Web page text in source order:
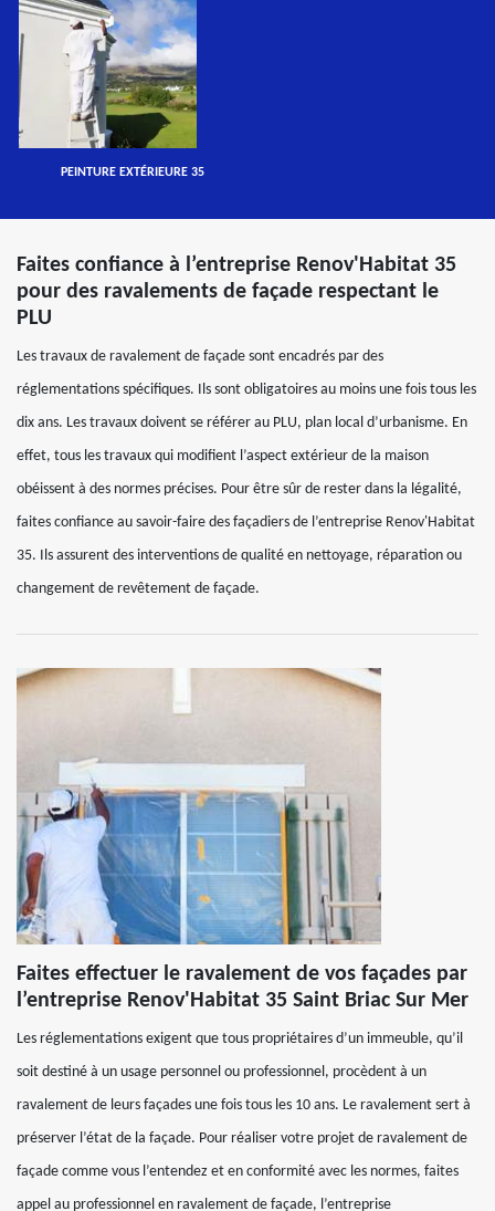
PEINTURE EXTÉRIEURE 35
Faites confiance à l’entreprise Renov'Habitat 35
pour des ravalements de façade respectant le
PLU
Les travaux de ravalement de façade sont encadrés par des
réglementations spécifiques. Ils sont obligatoires au moins une fois tous les
dix ans. Les travaux doivent se référer au PLU, plan local d’urbanisme. En
effet, tous les travaux qui modifient l’aspect extérieur de la maison
obéissent à des normes précises. Pour être sûr de rester dans la légalité,
faites confiance au savoir-faire des façadiers de l’entreprise Renov'Habitat
35. Ils assurent des interventions de qualité en nettoyage, réparation ou
changement de revêtement de façade.
Faites effectuer le ravalement de vos façades par
l’entreprise Renov'Habitat 35 Saint Briac Sur Mer
Les réglementations exigent que tous propriétaires d’un immeuble, qu’il
soit destiné à un usage personnel ou professionnel, procèdent à un
ravalement de leurs façades une fois tous les 10 ans. Le ravalement sert à
préserver l’état de la façade. Pour réaliser votre projet de ravalement de
façade comme vous l’entendez et en conformité avec les normes, faites
appel au professionnel en ravalement de façade, l’entreprise